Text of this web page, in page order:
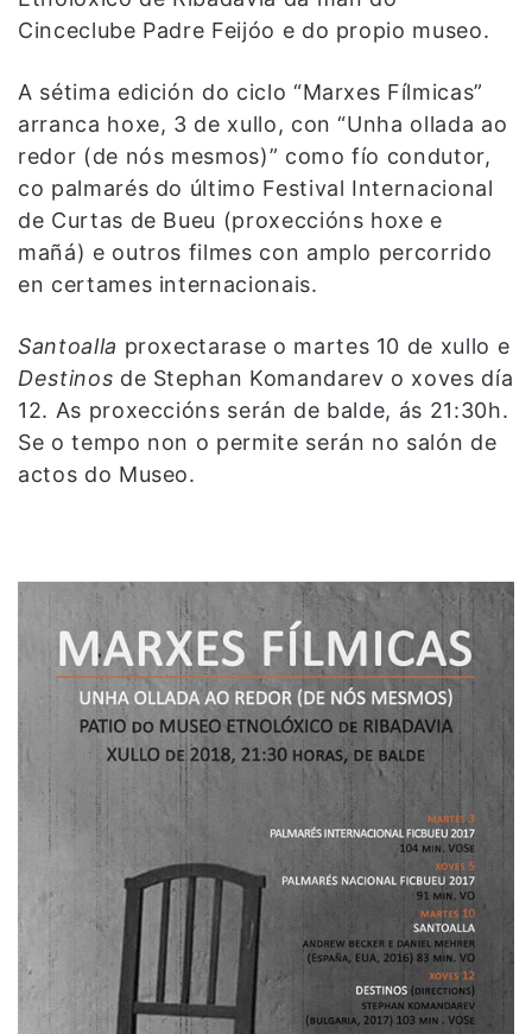
Cinceclube Padre Feijóo e do propio museo.
A sétima edición do ciclo “Marxes Fílmicas”
arranca hoxe, 3 de xullo, con “Unha ollada ao
redor (de nós mesmos)” como fío condutor,
co palmarés do último Festival Internacional
de Curtas de Bueu (proxeccións hoxe e
mañá) e outros filmes con amplo percorrido
en certames internacionais.
Santoalla proxectarase o martes 10 de xullo e
Destinos de Stephan Komandarev o xoves día
12. As proxeccións serán de balde, ás 21:30h.
Se o tempo non o permite serán no salón de
actos do Museo.